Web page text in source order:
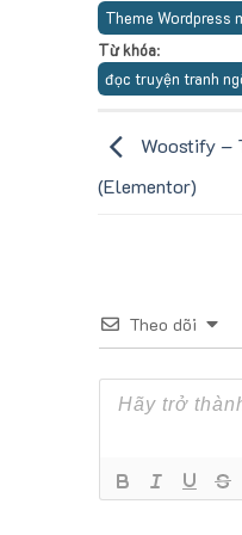
Theme Wordpress
Từ khóa:
đọc truyện tranh
Woostify –
(Elementor)
Theo dõi